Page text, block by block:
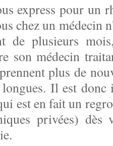
express pour un
chez un médecin
de plusieurs
son médecin
plus de
longues. Il est
est en fait un
privées) dès